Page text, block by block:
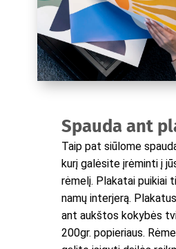
Spauda ant
Taip pat siūlome
kurį galėsite įrėminti į
rėmelį. Plakatai puikiai
namų interjerą.
ant aukštos kokybės
200gr. popieriaus.